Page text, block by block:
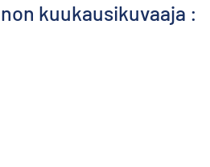
kuukausikuvaaja :